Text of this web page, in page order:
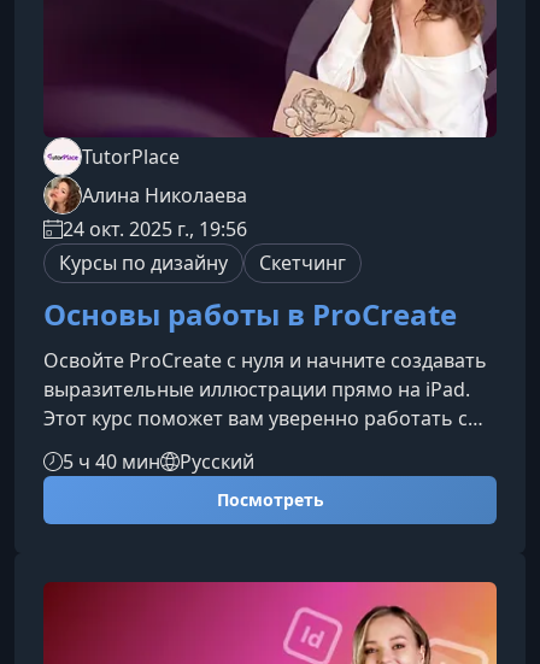
TutorPlace
Алина Николаева
24 окт. 2025 г., 19:56
Курсы по дизайну
Скетчинг
Основы работы в ProCreate
Освойте ProCreate с нуля и начните создавать
выразительные иллюстрации прямо на iPad.
Этот курс поможет вам уверенно работать с
интерфейсом приложения, создавать свои
первые работы и раскрыть творческий
потенциал в цифровой живописи.Что вы
Основные жесты, инструменты и панели
управления. Работу со слоями, масками,
кистями и цветом. Создание скетчей, контуров
5 ч 40 мин Русский
Посмотреть